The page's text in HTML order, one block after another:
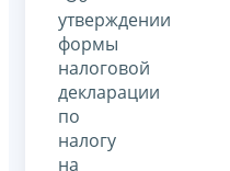
утверждении
формы
налоговой
декларации
по
налогу
на